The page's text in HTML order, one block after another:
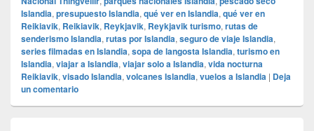
Islandia, presupuesto Islandia, qué ver en Islandia, qué ver en
Reikiavik, Reikiavik, Reykjavik, Reykjavik turismo, rutas de
senderismo Islandia, rutas por Islandia, seguro de viaje Islandia,
series filmadas en Islandia, sopa de langosta Islandia, turismo en
Islandia, viajar a Islandia, viajar solo a Islandia, vida nocturna
Reikiavik, visado Islandia, volcanes Islandia, vuelos a Islandia | Deja
un comentario